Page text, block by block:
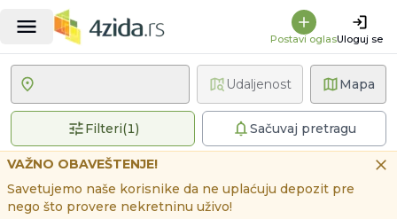
Postavi oglasUloguj se
Mapa
Filteri(1)1 primenjen filterSačuvaj pretragu
Udaljenost
VAŽNO OBAVEŠTENJE!
Savetujemo naše korisnike da ne uplaćuju depozit pre
nego što provere nekretninu uživo!